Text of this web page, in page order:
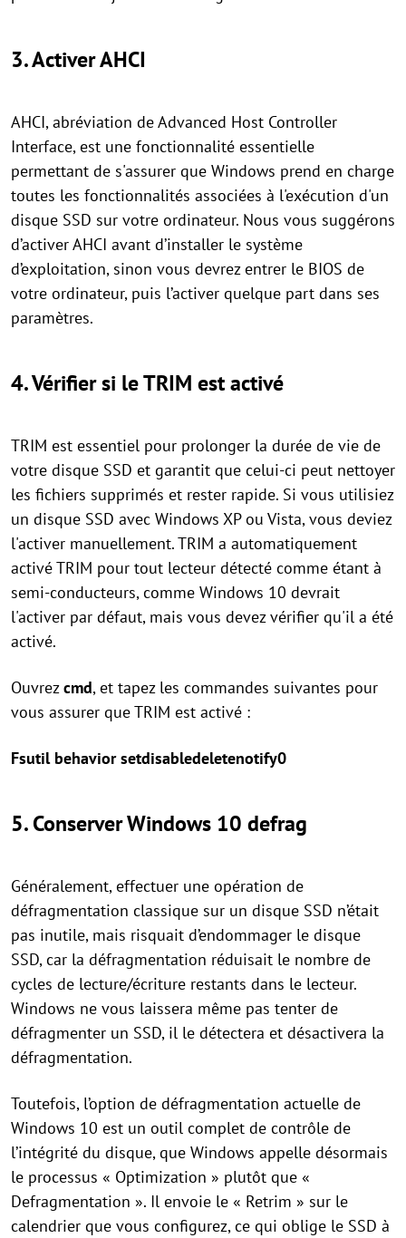
3. Activer AHCI
AHCI, abréviation de Advanced Host Controller
Interface, est une fonctionnalité essentielle
permettant de s'assurer que Windows prend en charge
toutes les fonctionnalités associées à l'exécution d'un
disque SSD sur votre ordinateur. Nous vous suggérons
d’activer AHCI avant d’installer le système
d’exploitation, sinon vous devrez entrer le BIOS de
votre ordinateur, puis l’activer quelque part dans ses
paramètres.
4. Vérifier si le TRIM est activé
TRIM est essentiel pour prolonger la durée de vie de
votre disque SSD et garantit que celui-ci peut nettoyer
les fichiers supprimés et rester rapide. Si vous utilisiez
un disque SSD avec Windows XP ou Vista, vous deviez
l'activer manuellement. TRIM a automatiquement
activé TRIM pour tout lecteur détecté comme étant à
semi-conducteurs, comme Windows 10 devrait
l'activer par défaut, mais vous devez vérifier qu'il a été
activé.
Ouvrezcmd, et tapez les commandes suivantes pour
vous assurer que TRIM est activé :
Fsutil behavior setdisabledeletenotify0
5. Conserver Windows 10 defrag
Généralement, effectuer une opération de
défragmentation classique sur un disque SSD n’était
pas inutile, mais risquait d’endommager le disque
SSD, car la défragmentation réduisait le nombre de
cycles de lecture/écriture restants dans le lecteur.
Windows ne vous laissera même pas tenter de
défragmenter un SSD, il le détectera et désactivera la
défragmentation.
Toutefois, l’option de défragmentation actuelle de
Windows 10 est un outil complet de contrôle de
l’intégrité du disque, que Windows appelle désormais
le processus « Optimization » plutôt que «
Defragmentation ». Il envoie le « Retrim » sur le
calendrier que vous configurez, ce qui oblige le SSD à